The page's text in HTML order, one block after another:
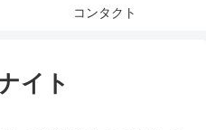
コンタクト
イト